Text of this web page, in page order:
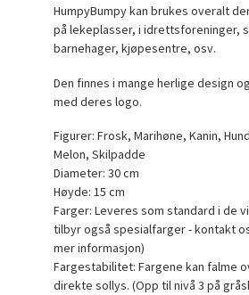
HumpyBumpy kan brukes overalt
på lekeplasser, i idrettsforeninger,
barnehager, kjøpesentre, osv.
Den finnes i mange herlige design
med deres logo.
Figurer: Frosk, Marihøne, Kanin,
Melon, Skilpadde
Diameter: 30 cm
Høyde: 15 cm
Farger: Leveres som standard i de
tilbyr også spesialfarger - kontakt
mer informasjon)
Fargestabilitet: Fargene kan falme
direkte sollys. (Opp til nivå 3 på